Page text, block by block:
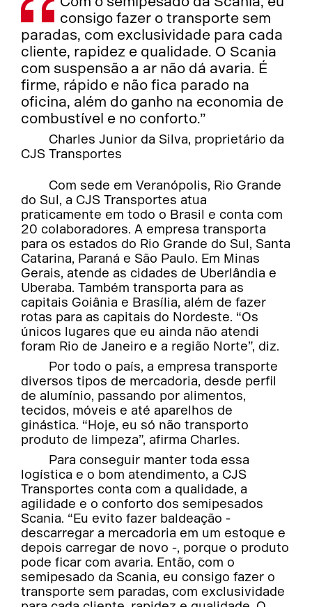
consigo fazer o transporte sem
paradas, com exclusividade para cada
cliente, rapidez e qualidade. O Scania
com suspensão a ar não dá avaria. É
firme, rápido e não fica parado na
oficina, além do ganho na economia de
combustível e no conforto.”
Charles Junior da Silva, proprietário da
CJS Transportes
Com sede em Veranópolis, Rio Grande
do Sul, a CJS Transportes atua
praticamente em todo o Brasil e conta com
20 colaboradores. A empresa transporta
para os estados do Rio Grande do Sul, Santa
Catarina, Paraná e São Paulo. Em Minas
Gerais, atende as cidades de Uberlândia e
Uberaba. Também transporta para as
capitais Goiânia e Brasília, além de fazer
rotas para as capitais do Nordeste. “Os
únicos lugares que eu ainda não atendi
foram Rio de Janeiro e a região Norte”, diz.
Por todo o país, a empresa transporte
diversos tipos de mercadoria, desde perfil
de alumínio, passando por alimentos,
tecidos, móveis e até aparelhos de
ginástica. “Hoje, eu só não transporto
produto de limpeza”, afirma Charles.
Para conseguir manter toda essa
logística e o bom atendimento, a CJS
Transportes conta com a qualidade, a
agilidade e o conforto dos semipesados
Scania. “Eu evito fazer baldeação -
descarregar a mercadoria em um estoque e
depois carregar de novo -, porque o produto
pode ficar com avaria. Então, com o
semipesado da Scania, eu consigo fazer o
transporte sem paradas, com exclusividade